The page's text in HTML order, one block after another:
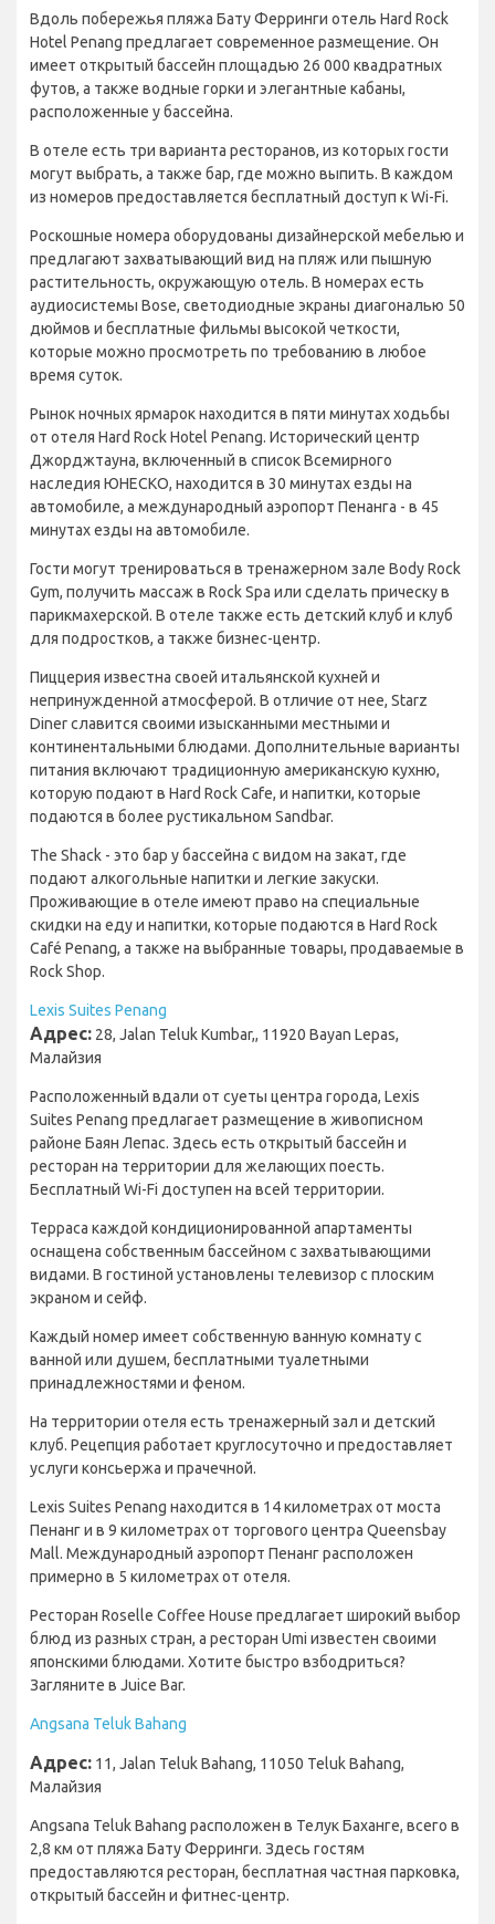
Вдоль побережья пляжа Бату Ферринги отель Hard Rock
Hotel Penang предлагает современное размещение. Он
имеет открытый бассейн площадью 26 000 квадратных
футов, а также водные горки и элегантные кабаны,
расположенные у бассейна.
В отеле есть три варианта ресторанов, из которых гости
могут выбрать, а также бар, где можно выпить. В каждом
из номеров предоставляется бесплатный доступ к Wi-Fi.
Роскошные номера оборудованы дизайнерской мебелью и
предлагают захватывающий вид на пляж или пышную
растительность, окружающую отель. В номерах есть
аудиосистемы Bose, светодиодные экраны диагональю 50
дюймов и бесплатные фильмы высокой четкости,
которые можно просмотреть по требованию в любое
время суток.
Рынок ночных ярмарок находится в пяти минутах ходьбы
от отеля Hard Rock Hotel Penang. Исторический центр
Джорджтауна, включенный в список Всемирного
наследия ЮНЕСКО, находится в 30 минутах езды на
автомобиле, а международный аэропорт Пенанга - в 45
минутах езды на автомобиле.
Гости могут тренироваться в тренажерном зале Body Rock
Gym, получить массаж в Rock Spa или сделать прическу в
парикмахерской. В отеле также есть детский клуб и клуб
для подростков, а также бизнес-центр.
Пиццерия известна своей итальянской кухней и
непринужденной атмосферой. В отличие от нее, Starz
Diner славится своими изысканными местными и
континентальными блюдами. Дополнительные варианты
питания включают традиционную американскую кухню,
которую подают в Hard Rock Cafe, и напитки, которые
подаются в более рустикальном Sandbar.
The Shack - это бар у бассейна с видом на закат, где
подают алкогольные напитки и легкие закуски.
Проживающие в отеле имеют право на специальные
скидки на еду и напитки, которые подаются в Hard Rock
Café Penang, а также на выбранные товары, продаваемые в
Rock Shop.
Lexis Suites Penang
Адрес: 28, Jalan Teluk Kumbar,, 11920 Bayan Lepas,
Малайзия
Расположенный вдали от суеты центра города, Lexis
Suites Penang предлагает размещение в живописном
районе Баян Лепас. Здесь есть открытый бассейн и
ресторан на территории для желающих поесть.
Бесплатный Wi-Fi доступен на всей территории.
Терраса каждой кондиционированной апартаменты
оснащена собственным бассейном с захватывающими
видами. В гостиной установлены телевизор с плоским
экраном и сейф.
Каждый номер имеет собственную ванную комнату с
ванной или душем, бесплатными туалетными
принадлежностями и феном.
На территории отеля есть тренажерный зал и детский
клуб. Рецепция работает круглосуточно и предоставляет
услуги консьержа и прачечной.
Lexis Suites Penang находится в 14 километрах от моста
Пенанг и в 9 километрах от торгового центра Queensbay
Mall. Международный аэропорт Пенанг расположен
примерно в 5 километрах от отеля.
Ресторан Roselle Coffee House предлагает широкий выбор
блюд из разных стран, а ресторан Umi известен своими
японскими блюдами. Хотите быстро взбодриться?
Загляните в Juice Bar.
Angsana Teluk Bahang
Адрес: 11, Jalan Teluk Bahang, 11050 Teluk Bahang,
Малайзия
Angsana Teluk Bahang расположен в Телук Баханге, всего в
2,8 км от пляжа Бату Ферринги. Здесь гостям
предоставляются ресторан, бесплатная частная парковка,
открытый бассейн и фитнес-центр.